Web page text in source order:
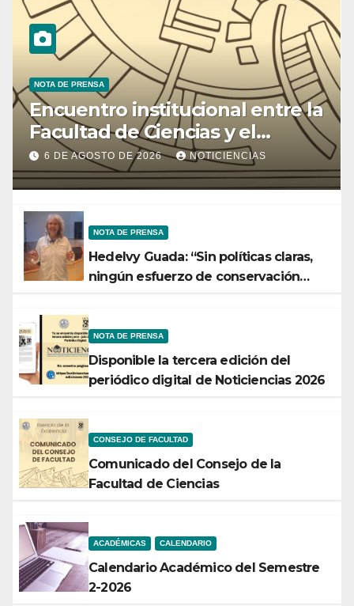
NOTA DE PRENSA
Encuentro institucional entre la
Facultad de Ciencias y el
Ministerio de Ciencia y
Tecnología
6 DE AGOSTO DE 2026 NOTICIENCIAS
NOTA DE PRENSA
Hedelvy Guada: “Sin políticas claras,
ningún esfuerzo de conservación
NOTA DE PRENSA
Disponible la tercera edición del
periódico digital de Noticiencias 2026
CONSEJO DE FACULTAD
Comunicado del Consejo de la
Facultad de Ciencias
ACADÉMICAS CALENDARIO
Calendario Académico del Semestre
2-2026